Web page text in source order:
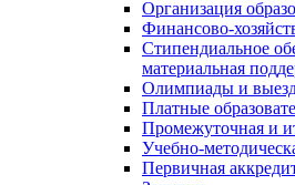
Организация
Финансово-
Стипендиальное
материальная
Олимпиады и
Платные
Промежуточная и
Учебно-
Первичная